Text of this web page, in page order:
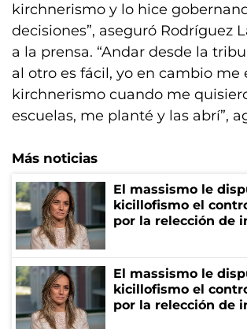
kirchnerismo y lo hice
decisiones”, aseguró Rodríguez
a la prensa. “Andar desde la
al otro es fácil, yo en cambio me
kirchnerismo cuando me
escuelas, me planté y las abrí”,
Más noticias
El massismo le
kicillofismo el
por la relección de
El massismo le
kicillofismo el
por la relección de